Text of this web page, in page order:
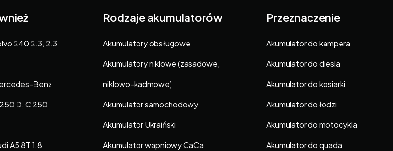
240 2.3, 2.3
Benz
D, C 250
A5 8T 1.8
Rodzaje akumulatorów
Akumulatory obsługowe
Akumulatory niklowe (zasadowe,
niklowo-kadmowe)
Akumulator samochodowy
Akumulator Ukraiński
Akumulator wapniowy CaCa
Przeznaczenie
Akumulator do kampera
Akumulator do diesla
Akumulator do kosiarki
Akumulator do łodzi
Akumulator do motocykla
Akumulator do quada